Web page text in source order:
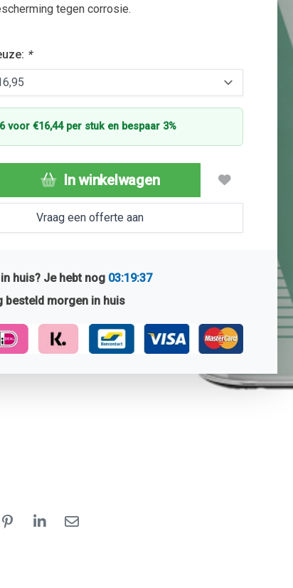
tegen corrosie.
*
voor €16,44 per stuk en bespaar 3%
In winkelwagen
Vraag een offerte aan
huis? Je hebt nog 03:19:36
besteld morgen in huis